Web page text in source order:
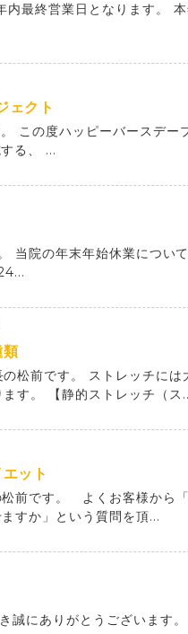
最終営業日となります。 本
ェクト
この度ハッピーバースデー
る、 ...
当院の年末年始休業につい
類
松前です。 ストレッチには
す。 【静的ストレッチ（ス
ット
前です。 よくお客様から
すか」という質問を頂...
誠にありがとうございます。